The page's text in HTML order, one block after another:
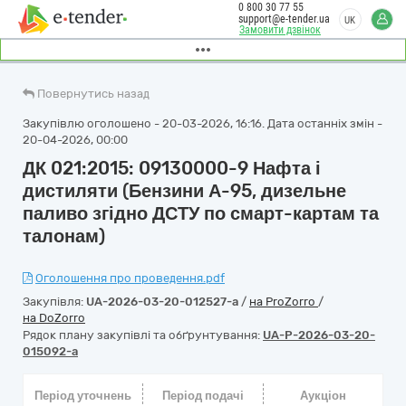
Замовити дзвінок
0 800 30 77 55
support@e-tender.ua
UK
Повернутись назад
Закупівлю оголошено - 20-03-2026, 16:16. Дата останніх змін -
20-04-2026, 00:00
ДК 021:2015: 09130000-9 Нафта і
дистиляти (Бензини А-95, дизельне
паливо згідно ДСТУ по смарт-картам та
талонам)
Оголошення про проведення.pdf
Закупівля: UA-2026-03-20-012527-a / на ProZorro /
на DoZorro
Рядок плану закупівлі та обґрунтування: UA-P-2026-03-20-
015092-a
Період уточнень
Період подачі
Аукціон